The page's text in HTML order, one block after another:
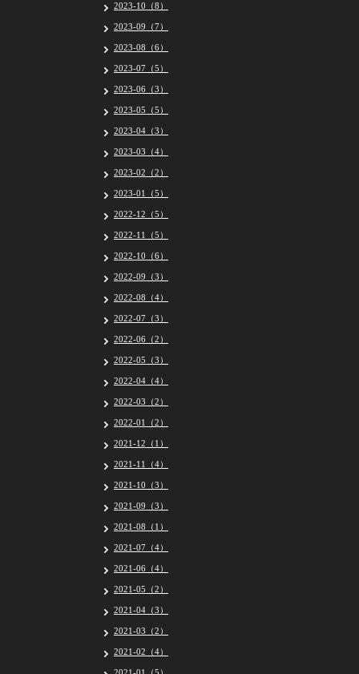
2023-10（8）
2023-09（7）
2023-08（6）
2023-07（5）
2023-06（3）
2023-05（5）
2023-04（3）
2023-03（4）
2023-02（2）
2023-01（5）
2022-12（5）
2022-11（5）
2022-10（6）
2022-09（3）
2022-08（4）
2022-07（3）
2022-06（2）
2022-05（3）
2022-04（4）
2022-03（2）
2022-01（2）
2021-12（1）
2021-11（4）
2021-10（3）
2021-09（3）
2021-08（1）
2021-07（4）
2021-06（4）
2021-05（2）
2021-04（3）
2021-03（2）
2021-02（4）